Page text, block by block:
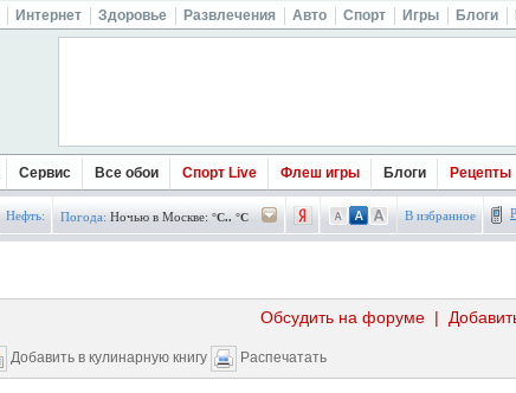
Интернет Здоровье Развлечения Авто Спорт Игры Блоги
Сервис Все обои Спорт Live Флеш игры Блоги Рецепты
Нефть: Погода: Ночью в Москве: °C.. °C В избранное
|
Обсудить на форуме
Добавить в кулинарную книгу Распечатать